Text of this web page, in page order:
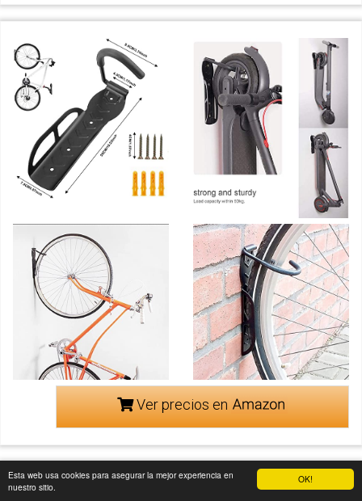
OK!
Esta web usa cookies para asegurar la mejor experiencia en
nuestro sitio.
Ver precios en